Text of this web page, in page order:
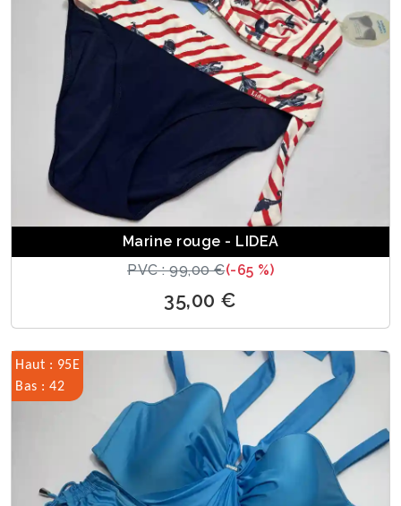
Marine rouge - LIDEA
PVC : 99,00 €(-65 %)
35,00 €
Haut : 95E
Bas : 42